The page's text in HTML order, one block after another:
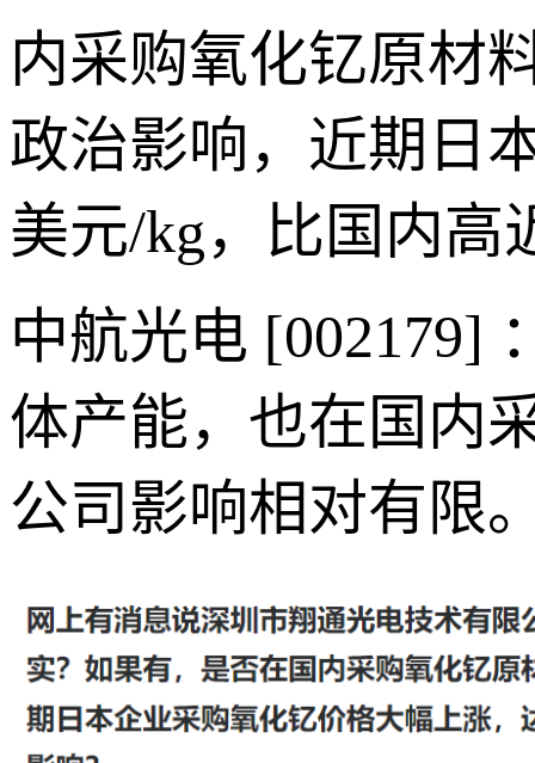
内采购氧化钇原材
政治影响，近期日
美元/kg，比国内高
中航光电 [002179]
体产能，也在国内
公司影响相对有限